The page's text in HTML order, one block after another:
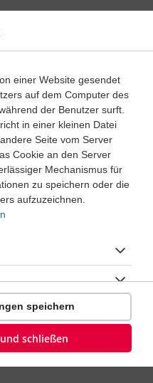
Dauer:
45 Minuten
einer Website gesendet
auf dem Computer des
der Benutzer surft.
in einer kleinen Datei
Seite vom Server
Cookie an den Server
Mechanismus für
zu speichern oder die
aufzuzeichnen.
speichern
schließen